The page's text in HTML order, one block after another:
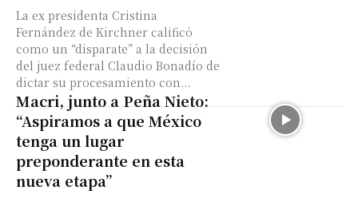
La ex presidenta Cristina
Fernández de Kirchner calificó
como un “disparate” a la decisión
del juez federal Claudio Bonadío de
dictar su procesamiento con...
Macri, junto a Peña Nieto:
“Aspiramos a que México
tenga un lugar
preponderante en esta
nueva etapa”